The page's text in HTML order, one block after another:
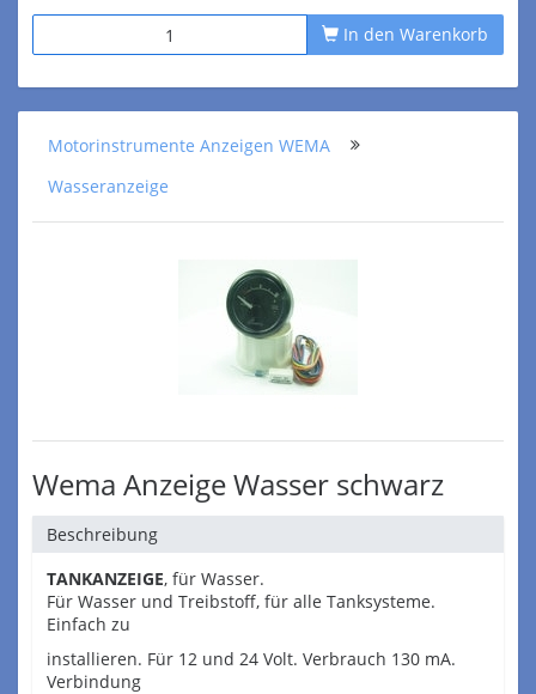
In den Warenkorb
Motorinstrumente Anzeigen WEMA
Wasseranzeige
Wema Anzeige Wasser schwarz
Beschreibung
TANKANZEIGE, für Wasser.
Für Wasser und Treibstoff, für alle Tanksysteme.
Einfach zu
installieren. Für 12 und 24 Volt. Verbrauch 130 mA.
Verbindung